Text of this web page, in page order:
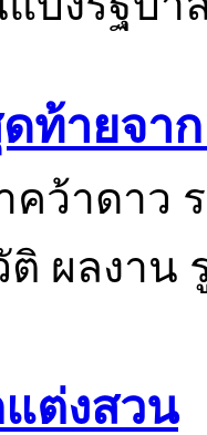
ายจาก
คว้าดาว
ผลงาน
ต่งสวน